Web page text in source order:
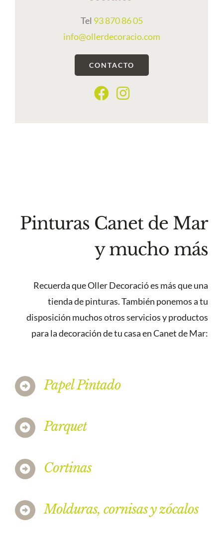
Tel 93 870 86 05
info@ollerdecoracio.com
CONTACTO
Pinturas Canet de Mar
y mucho más
Recuerda que Oller Decoració es más que una
tienda de pinturas. También ponemos a tu
disposición muchos otros servicios y productos
para la decoración de tu casa en Canet de Mar:
Papel Pintado
Parquet
Cortinas
Molduras, cornisas y zócalos